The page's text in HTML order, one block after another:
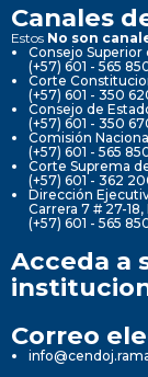
Canales
Estos No son
Consejo Superior
(+57) 601 - 565
Corte
(+57) 601 - 350
Consejo de
(+57) 601 - 350
Comisión
(+57) 601 - 565
Corte Suprema
(+57) 601 - 362
Dirección
Carrera 7 # 27-
(+57) 601 - 565
Acceda a
Correo